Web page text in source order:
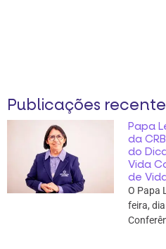
Publicações
Papa
da
do
Vida
de
O Papa
feira,